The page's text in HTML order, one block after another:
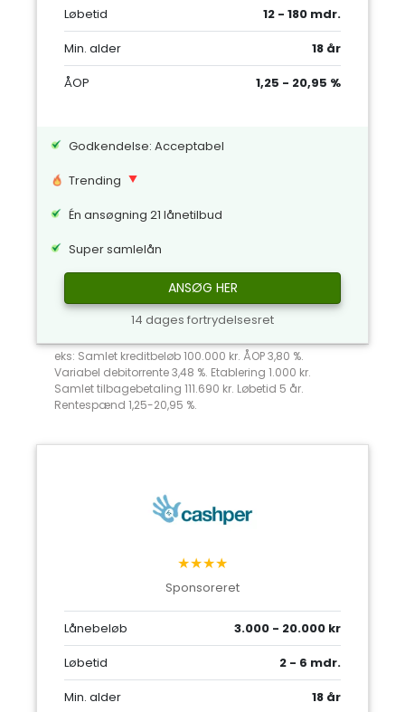
Løbetid
12 - 180 mdr.
Min. alder
18 år
ÅOP
1,25 - 20,95 %
Godkendelse: Acceptabel
Trending
Én ansøgning 21 lånetilbud
Super samlelån
ANSØG HER
14 dages fortrydelsesret
eks: Samlet kreditbeløb 100.000 kr. ÅOP 3,80 %.
Variabel debitorrente 3,48 %. Etablering 1.000 kr.
Samlet tilbagebetaling 111.690 kr. Løbetid 5 år.
Rentespænd 1,25-20,95 %.
★★★★
Sponsoreret
Lånebeløb
3.000 - 20.000 kr
Løbetid
2 - 6 mdr.
Min. alder
18 år